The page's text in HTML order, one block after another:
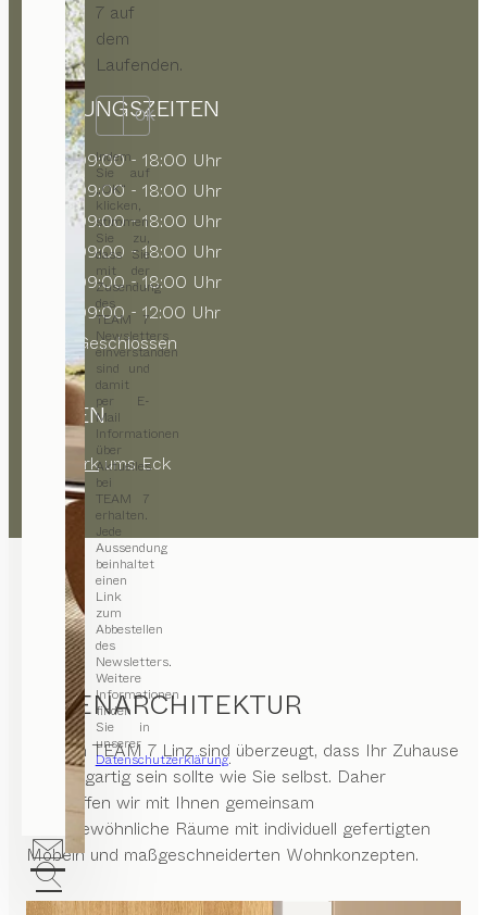
7 auf
dem
Laufenden.
OK
Indem
Sie auf
„OK“
klicken,
stimmen
Sie zu,
dass Sie
mit der
Zusendung
des
TEAM 7
Newsletters
einverstanden
sind und
damit
per E-
Mail
Informationen
über
Aktuelles
bei
TEAM 7
erhalten.
Jede
Aussendung
beinhaltet
einen
Link
zum
Abbestellen
des
Newsletters.
Weitere
Informationen
finden
Sie in
unserer
Datenschutzerklärung.
ÖFFNUNGSZEITEN
09:00 - 18:00 Uhr
09:00 - 18:00 Uhr
09:00 - 18:00 Uhr
09:00 - 18:00 Uhr
09:00 - 18:00 Uhr
09:00 - 12:00 Uhr
Geschlossen
PARKEN
Contiparkums Eck
INNENARCHITEKTUR
Wir von TEAM 7 Linzsind überzeugt, dass Ihr Zuhause
so einzigartig sein sollte wie Sie selbst. Daher
erschaffen wir mit Ihnen gemeinsam
außergewöhnliche Räume mit individuell gefertigten
Möbeln und maßgeschneiderten Wohnkonzepten.